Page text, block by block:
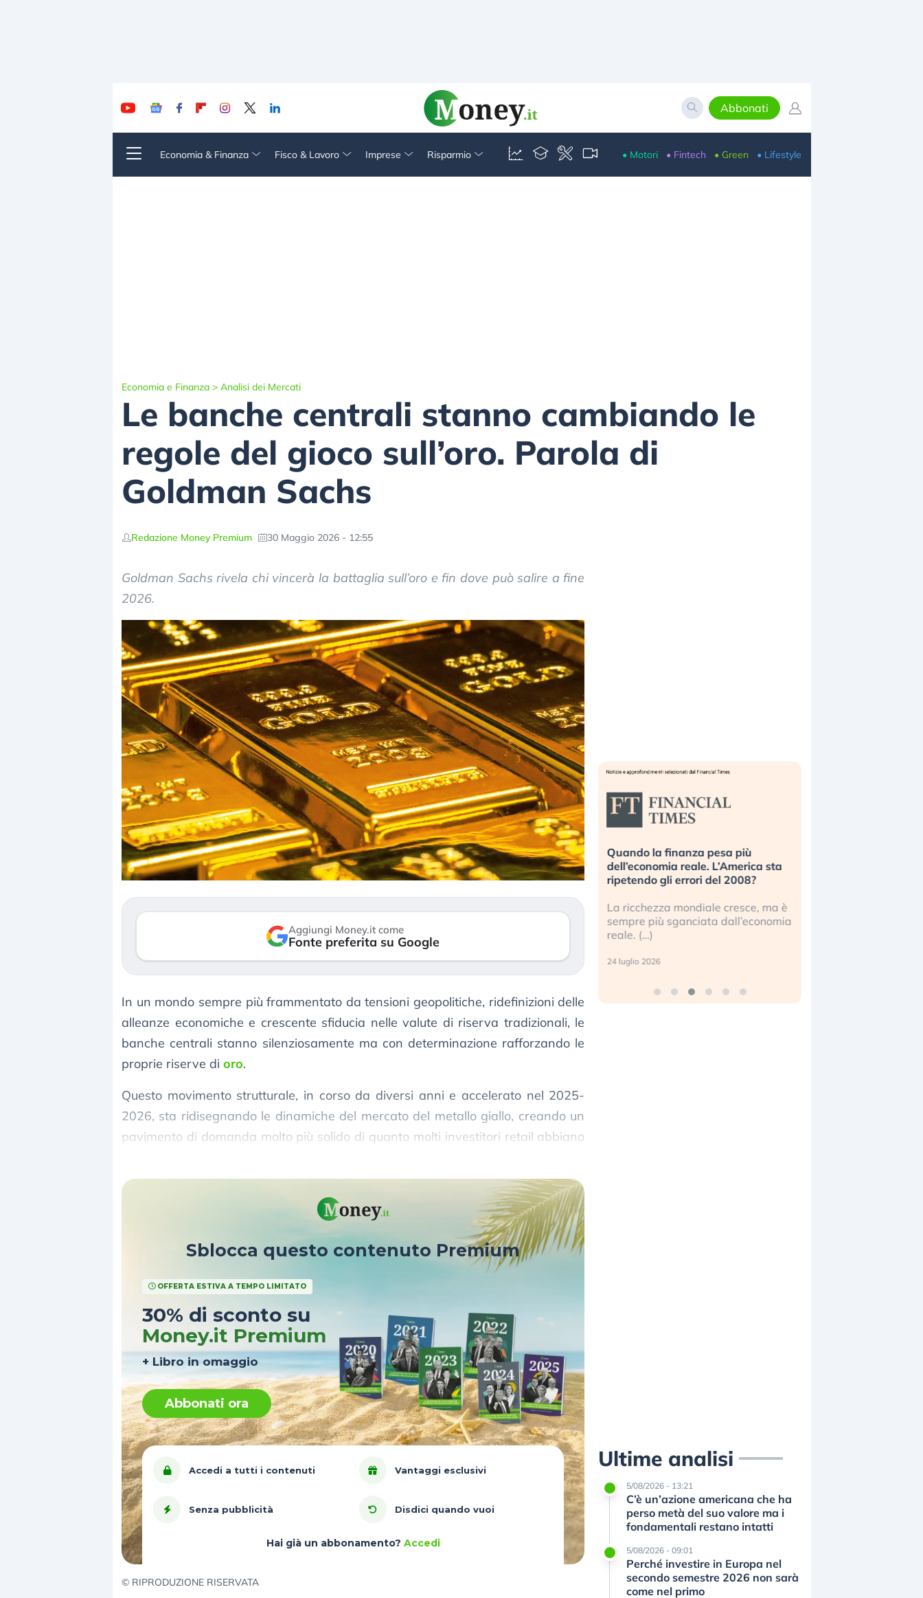
Abbonati
Economia & Finanza Fisco & Lavoro Imprese Risparmio • Motori • Fintech • Green • Lifestyle
Economia e Finanza > Analisi dei Mercati
Le banche centrali stanno cambiando le
regole del gioco sull’oro. Parola di
Goldman Sachs
Redazione Money Premium 30 Maggio 2026 - 12:55
Goldman Sachs rivela chi vincerà la battaglia sull’oro e fin dove può salire a fine
2026.
Aggiungi Money.it come
Fonte preferita su Google
In un mondo sempre più frammentato da tensioni geopolitiche, ridefinizioni delle
alleanze economiche e crescente sfiducia nelle valute di riserva tradizionali, le
banche centrali stanno silenziosamente ma con determinazione rafforzando le
proprie riserve di oro.
Questo movimento strutturale, in corso da diversi anni e accelerato nel 2025-
2026, sta ridisegnando le dinamiche del mercato del metallo giallo, creando un
pavimento di domanda molto più solido di quanto molti investitori retail abbiano
Sblocca questo contenuto Premium
OFFERTA ESTIVA A TEMPO LIMITATO
30% di sconto su
Money.it Premium
+ Libro in omaggio
Abbonati ora
Accedi a tutti i contenuti Vantaggi esclusivi
Senza pubblicità Disdici quando vuoi
Hai già un abbonamento? Accedi
© RIPRODUZIONE RISERVATA
Dalle valutazioni estreme alla
correzione. Cosa sta guidando il
repricing degli asset?
3 agosto 2026
«La mia vita è rovinata». Investitori
in preda al panico dopo lo scoppio
della bolla AI
Kospi, mentre gli investitori retail (…)
30 luglio 2026
Quando la finanza pesa più
dell’economia reale. L’America sta
ripetendo gli errori del 2008?
La ricchezza mondiale cresce, ma è
sempre più sganciata dall’economia
reale. (…)
24 luglio 2026
Ultime analisi
5/08/2026 - 13:21
C’è un’azione americana che ha
perso metà del suo valore ma i
fondamentali restano intatti
5/08/2026 - 09:01
Perché investire in Europa nel
secondo semestre 2026 non sarà
come nel primo